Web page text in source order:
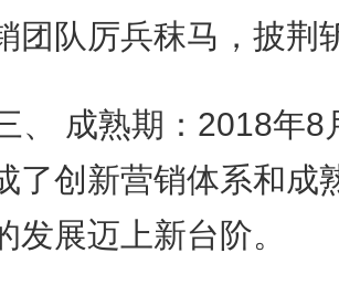
团队厉兵秣马，披荆
成熟期：2018年8
了创新营销体系和成
发展迈上新台阶。